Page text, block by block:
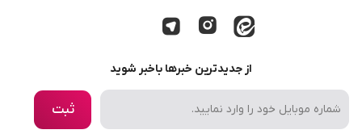
از جدیدترین خبرها باخبر شوید
ثبت